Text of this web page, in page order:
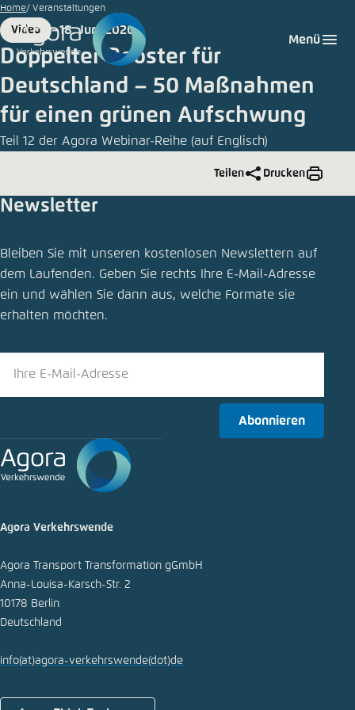
Zum
Hauptinhalt
gehen
Menü
Home Veranstaltungen
Format
Video
Date
18. Juni 2020
Doppelter Booster für
Deutschland – 50 Maßnahmen
für einen grünen Aufschwung
Teil 12 der Agora Webinar-Reihe (auf Englisch)
Teilen Drucken
Doppelter Booster für Deutschland – 50
Maßnahmen für einen grünen Aufschwung
Schliessen
In die Zwischenablage kopieren
Newsletter
Bleiben Sie mit unseren kostenlosen Newslettern auf
dem Laufenden. Geben Sie rechts Ihre E-Mail-Adresse
ein und wählen Sie dann aus, welche Formate sie
erhalten möchten.
Abonnieren
Agora Verkehrswende
Agora Transport Transformation gGmbH
Anna-Louisa-Karsch-Str. 2
10178 Berlin
Deutschland
info(at)agora-verkehrswende(dot)de
Login
Melden Sie sich an um ..., ... und ... zu verwalten.
Benutzername*
Passwort*
Abbrechen
Sprache auswählen
Agora Think Tanks
Erscheinungsbild der Webseite
Diese Webseite passt ihr Farbschema basierend
auf Ihren Einstellungen an. Wählen Sie aus,
verwenden möchten.
Dunkel
Automatisch
Einstellung für diese Webseite im Browser
speichern
Übernehmen